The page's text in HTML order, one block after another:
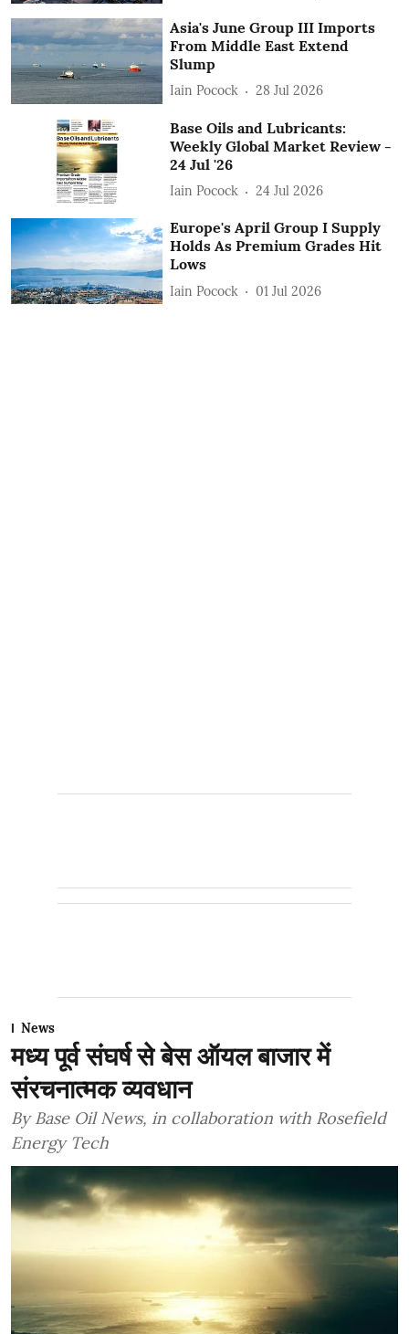
Asia's June Group III Imports
From Middle East Extend
Slump
Iain Pocock 28 Jul 2026
Base Oils and Lubricants:
Weekly Global Market Review -
24 Jul '26
Iain Pocock 24 Jul 2026
Europe's April Group I Supply
Holds As Premium Grades Hit
Lows
Iain Pocock 01 Jul 2026
News
मध्य पूर्व संघर्ष से बेस ऑयल बाजार में
संरचनात्मक व्यवधान
By Base Oil News, in collaboration with Rosefield
Energy Tech